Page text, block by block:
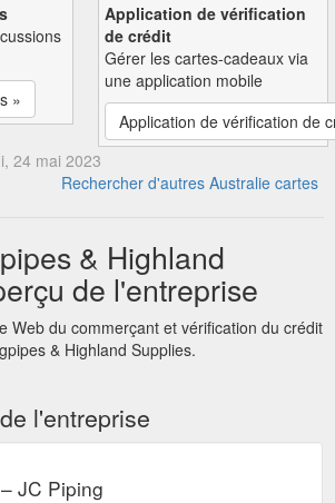
»
Application de vérification
de crédit
Gérer les cartes-cadeaux via
une application mobile
Application de vérification de
24 mai 2023
Rechercher d'autres Australie cartes
& Highland
de l'entreprise
Web du commerçant et vérification du crédit
& Highland Supplies.
l'entreprise
JC Piping